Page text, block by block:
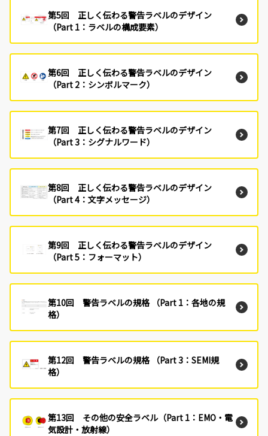
第5回 正しく伝わる警告ラベルのデザイン
（Part 1：ラベルの構成要素）
第6回 正しく伝わる警告ラベルのデザイン
（Part 2：シンボルマーク）
第7回 正しく伝わる警告ラベルのデザイン
（Part 3：シグナルワード）
第8回 正しく伝わる警告ラベルのデザイン
（Part 4：文字メッセージ）
第9回 正しく伝わる警告ラベルのデザイン
（Part 5：フォーマット）
第10回 警告ラベルの規格 （Part 1：各地の規
格）
第12回 警告ラベルの規格 （Part 3：SEMI規
格）
第13回 その他の安全ラベル（Part 1：EMO・電
気設計・放射線）